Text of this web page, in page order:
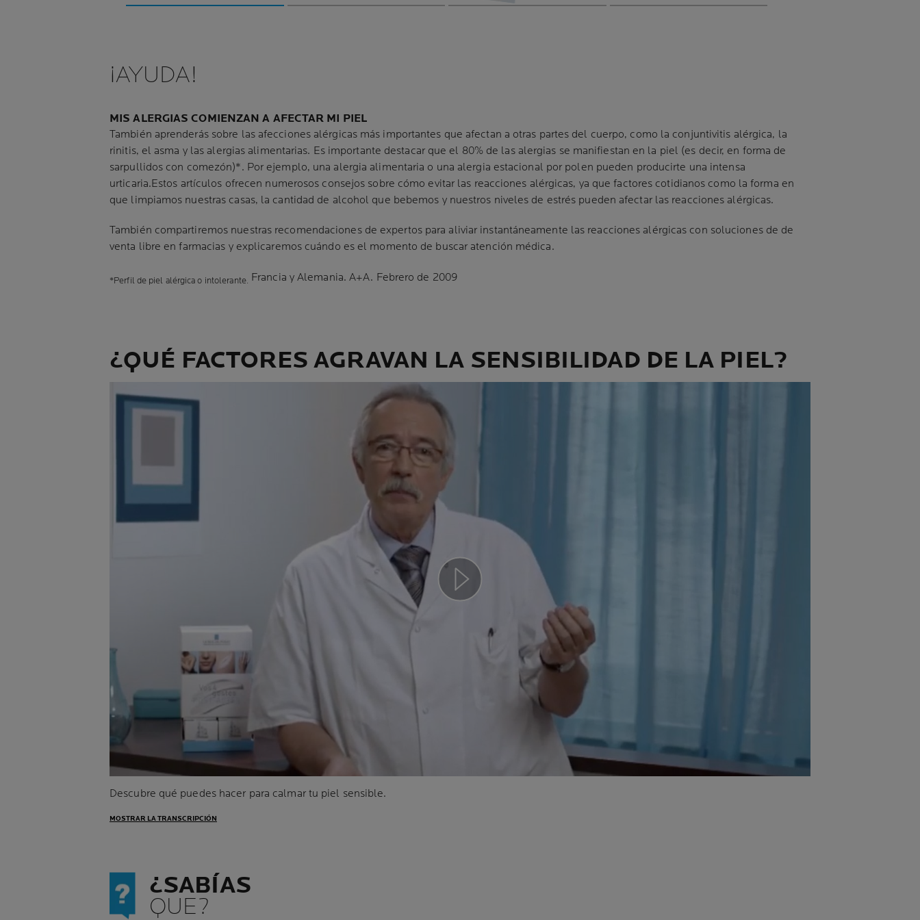
¡AYUDA!
MIS ALERGIAS COMIENZAN A AFECTAR MI PIEL
También aprenderás sobre las afecciones alérgicas más importantes que afectan a otras partes del cuerpo, como la conjuntivitis alérgica, la
rinitis, el asma y las alergias alimentarias. Es importante destacar que el 80% de las alergias se manifiestan en la piel (es decir, en forma de
sarpullidos con comezón)*. Por ejemplo, una alergia alimentaria o una alergia estacional por polen pueden producirte una intensa
urticaria.Estos artículos ofrecen numerosos consejos sobre cómo evitar las reacciones alérgicas, ya que factores cotidianos como la forma en
que limpiamos nuestras casas, la cantidad de alcohol que bebemos y nuestros niveles de estrés pueden afectar las reacciones alérgicas.
También compartiremos nuestras recomendaciones de expertos para aliviar instantáneamente las reacciones alérgicas con soluciones de de
venta libre en farmacias y explicaremos cuándo es el momento de buscar atención médica.
*Perfil de piel alérgica o intolerante. Francia y Alemania. A+A. Febrero de 2009
¿QUÉ FACTORES AGRAVAN LA SENSIBILIDAD DE LA PIEL?
Play video
Descubre qué puedes hacer para calmar tu piel sensible.
MOSTRAR LA TRANSCRIPCIÓN
¿SABÍAS
QUE?